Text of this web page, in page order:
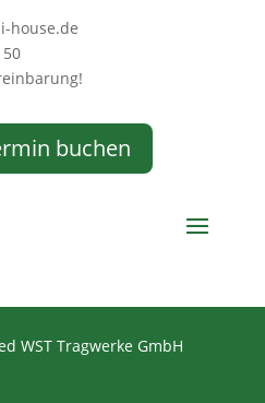
house.de
buchen
WST Tragwerke GmbH